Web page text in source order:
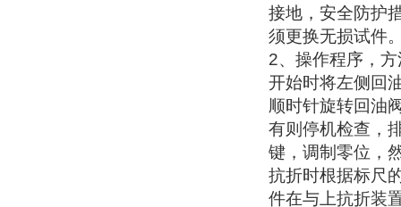
接地，安全防护
须更换无损试件
2、操作程序，
开始时将左侧回
顺时针旋转回油
有则停机检查，
键，调制零位，
抗折时根据标尺
件在与上抗折装